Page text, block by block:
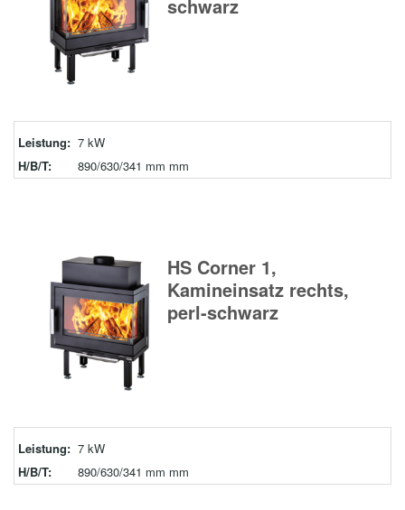
schwarz
Leistung: 7 kW
H/B/T:
890/630/341 mm mm
HS Corner 1,
Kamineinsatz rechts,
perl-schwarz
Leistung: 7 kW
H/B/T:
890/630/341 mm mm